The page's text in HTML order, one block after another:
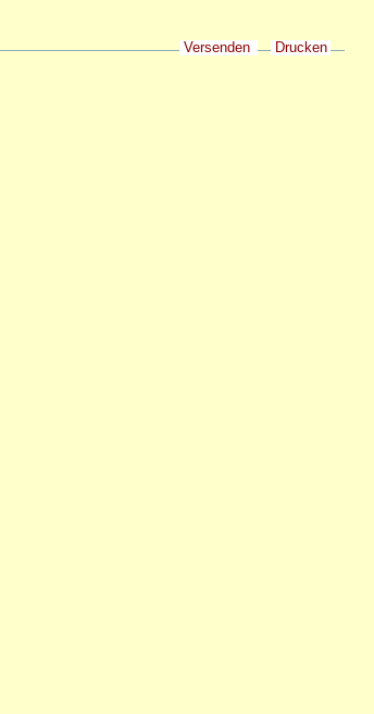
Versenden Drucken